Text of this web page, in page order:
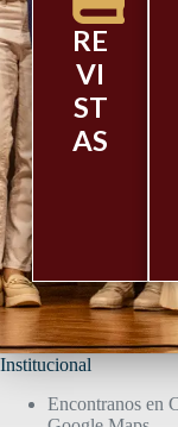
RE
VI
ST
AS
Institucional
Encontranos en